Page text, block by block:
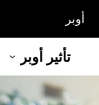
للوصول
المحتوى
أوبر
تأثير أوبر